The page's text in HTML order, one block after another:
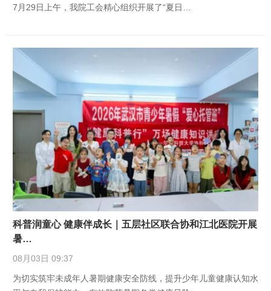
7月29日上午，我院工会精心组织开展了“夏日…
科普润童心 健康伴成长｜五层社区联合协和江北医院开展
暑…
08月03日 09:37
为切实筑牢未成年人暑期健康安全防线，提升少年儿童健康认知水